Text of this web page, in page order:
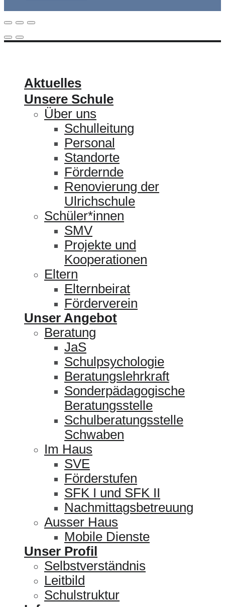
Aktuelles
Unsere Schule
Über uns
Schulleitung
Personal
Standorte
Fördernde
Renovierung der
Ulrichschule
Schüler*innen
SMV
Projekte und
Kooperationen
Eltern
Elternbeirat
Förderverein
Unser Angebot
Beratung
JaS
Schulpsychologie
Beratungslehrkraft
Sonderpädagogische
Beratungsstelle
Schulberatungsstelle
Schwaben
Im Haus
SVE
Förderstufen
SFK I und SFK II
Nachmittagsbetreuung
Ausser Haus
Mobile Dienste
Unser Profil
Selbstverständnis
Leitbild
Schulstruktur